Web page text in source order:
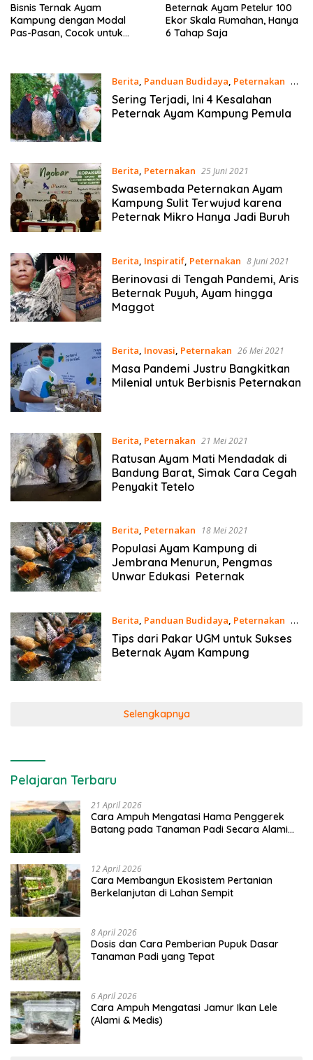
Bisnis Ternak Ayam
Kampung dengan Modal
Pas-Pasan, Cocok untuk
Beternak Ayam Petelur 100
Ekor Skala Rumahan, Hanya
6 Tahap Saja
Berita, Panduan Budidaya, Peternakan 11
Oktober 2023
Sering Terjadi, Ini 4 Kesalahan
Peternak Ayam Kampung Pemula
Berita, Peternakan 25 Juni 2021
Swasembada Peternakan Ayam
Kampung Sulit Terwujud karena
Peternak Mikro Hanya Jadi Buruh
Berita, Inspiratif, Peternakan 8 Juni 2021
Berinovasi di Tengah Pandemi, Aris
Beternak Puyuh, Ayam hingga
Maggot
Berita, Inovasi, Peternakan 26 Mei 2021
Masa Pandemi Justru Bangkitkan
Milenial untuk Berbisnis Peternakan
Berita, Peternakan 21 Mei 2021
Ratusan Ayam Mati Mendadak di
Bandung Barat, Simak Cara Cegah
Penyakit Tetelo
Berita, Peternakan 18 Mei 2021
Populasi Ayam Kampung di
Jembrana Menurun, Pengmas
Unwar Edukasi Peternak
Berita, Panduan Budidaya, Peternakan 22
April 2021
Tips dari Pakar UGM untuk Sukses
Beternak Ayam Kampung
Selengkapnya
Pelajaran Terbaru
21 April 2026
Cara Ampuh Mengatasi Hama Penggerek
Batang pada Tanaman Padi Secara Alami
12 April 2026
Cara Membangun Ekosistem Pertanian
Berkelanjutan di Lahan Sempit
8 April 2026
Dosis dan Cara Pemberian Pupuk Dasar
Tanaman Padi yang Tepat
6 April 2026
Cara Ampuh Mengatasi Jamur Ikan Lele
(Alami & Medis)